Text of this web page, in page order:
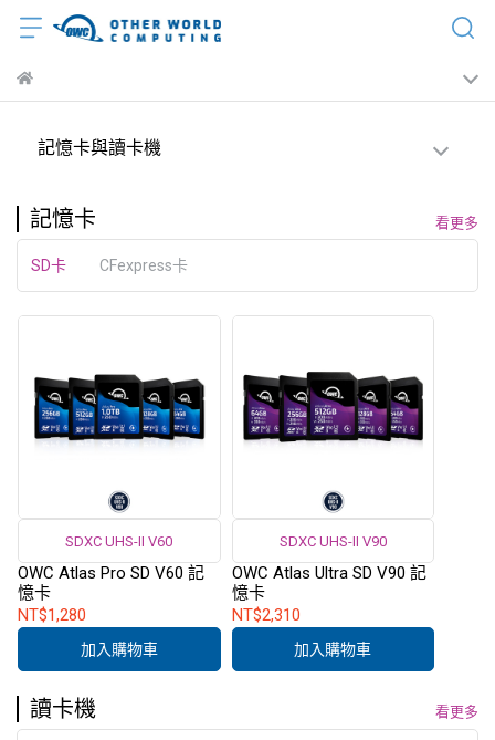
記憶卡與讀卡機
記憶卡 看更多
SD卡 CFexpress卡
SDXC UHS-II V60
OWC Atlas Pro SD V60 記
憶卡
NT$1,280
加入購物車
SDXC UHS-II V90
OWC Atlas Ultra SD V90 記
憶卡
NT$2,310
加入購物車
讀卡機 看更多